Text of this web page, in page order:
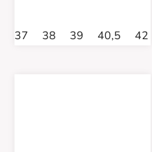
37 38 39 40,5 42